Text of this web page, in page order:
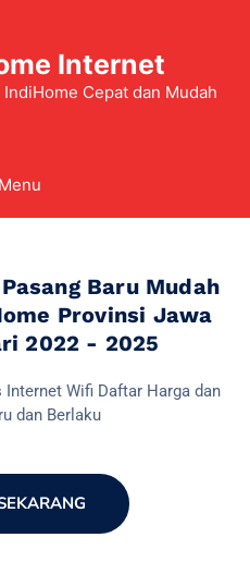
Internet
Cepat dan Mudah
Menu
Baru Mudah
Provinsi Jawa
2022 - 2025
Wifi Daftar Harga dan
dan Berlaku